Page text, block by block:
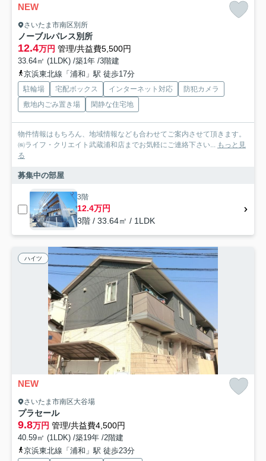
NEW
さいたま市南区別所
ノーブルパレス別所
12.4万円 管理/共益費5,500円
33.64㎡ (1LDK) /築1年 /3階建
京浜東北線「浦和」駅 徒歩17分
駐輪場 宅配ボックス インターネット対応
防犯カメラ
敷地内ごみ置き場
閑静な住宅地
物件情報はもちろん、地域情報なども合わせてご案内させて頂きます。
㈱ライフ・クリエイト武蔵浦和店までお気軽にご連絡下さい... もっと見
る
募集中の部屋
3階
12.4万円
3階 / 33.64㎡ / 1LDK
ハイツ
NEW
さいたま市南区大谷場
プラセール
9.8万円 管理/共益費4,500円
40.59㎡ (1LDK) /築19年 /2階建
京浜東北線「浦和」駅 徒歩23分